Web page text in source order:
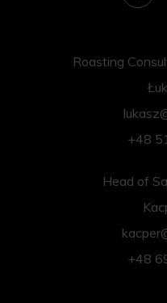
Roasting
+48
Head of
+48